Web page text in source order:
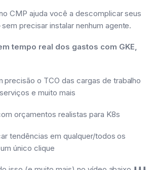
CMP ajuda você a descomplicar seus
precisar instalar nenhum agente.
tempo real dos gastos com GKE,
precisão o TCO das cargas de trabalho
e muito mais
orçamentos realistas para K8s
tendências em qualquer/todos os
único clique